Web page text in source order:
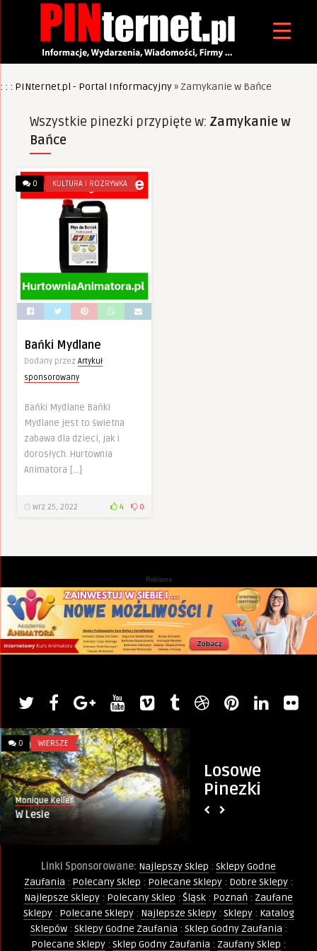
: : : PINternet.pl - Portal Informacyjny» Zamykanie w Bańce
Wszystkie pinezki przypięte w: Zamykanie w
Bańce
0 KULTURA I ROZRYWKA
Bańki Mydlane
Dodany przez Artykuł
sponsorowany
Bańki Mydlane Bańki
Mydlane jest to świetna
zabawa dla dzieci, jak i
dorosłych. Hurtownia
Animatora […]
wrz 25, 2022 4 0
Reklama
Losowe
Pinezki
0 WIERSZE
Monique Keller
W Lesie
Linki Sponsorowane: Najlepszy Sklep : Sklepy Godne
Zaufania : Polecany Sklep : Polecane Sklepy : Dobre Sklepy :
Najlepsze Sklepy : Polecany Sklep : Śląsk : Poznań : Zaufane
Sklepy: Polecane Sklepy: Najlepsze Sklepy: Sklepy: Katalog
Sklepów: Sklepy Godne Zaufania : Sklep Godny Zaufania :
Polecane Sklepy : Sklep Godny Zaufania : Zaufany Sklep :